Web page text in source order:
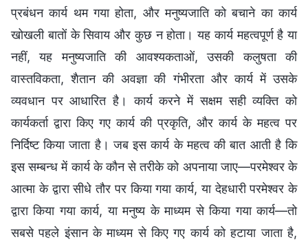
प्रबंधन कार्य थम गया होता, और मनुष्यजाति को बचाने का कार्य
खोखली बातों के सिवाय और कुछ न होता। यह कार्य महत्वपूर्ण है या
नहीं, यह मनुष्यजाति की आवश्यकताओं, उसकी कलुषता की
वास्तविकता, शैतान की अवज्ञा की गंभीरता और कार्य में उसके
व्यवधान पर आधारित है। कार्य करने में सक्षम सही व्यक्ति को
कार्यकर्ता द्वारा किए गए कार्य की प्रकृति, और कार्य के महत्व पर
निर्दिष्ट किया जाता है। जब इस कार्य के महत्व की बात आती है कि
इस सम्बन्ध में कार्य के कौन से तरीके को अपनाया जाए—परमेश्वर के
आत्मा के द्वारा सीधे तौर पर किया गया कार्य, या देहधारी परमेश्वर के
द्वारा किया गया कार्य, या मनुष्य के माध्यम से किया गया कार्य—तो
सबसे पहले इंसान के माध्यम से किए गए कार्य को हटाया जाता है,